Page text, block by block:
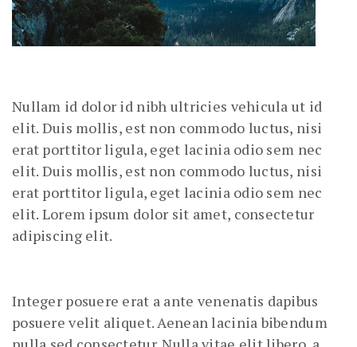
Nullam id dolor id nibh ultricies vehicula ut id
elit. Duis mollis, est non commodo luctus, nisi
erat porttitor ligula, eget lacinia odio sem nec
elit. Duis mollis, est non commodo luctus, nisi
erat porttitor ligula, eget lacinia odio sem nec
elit. Lorem ipsum dolor sit amet, consectetur
adipiscing elit.
Integer posuere erat a ante venenatis dapibus
posuere velit aliquet. Aenean lacinia bibendum